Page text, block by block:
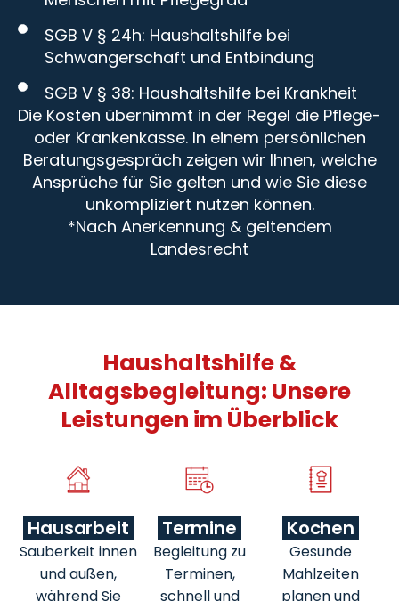
SGB V § 24h: Haushaltshilfe bei
Schwangerschaft und Entbindung
SGB V § 38: Haushaltshilfe bei Krankheit
Die Kosten übernimmt in der Regel die Pflege-
oder Krankenkasse. In einem persönlichen
Beratungsgespräch zeigen wir Ihnen, welche
Ansprüche für Sie gelten und wie Sie diese
unkompliziert nutzen können.
*Nach Anerkennung & geltendem
Landesrecht
Haushaltshilfe &
Alltagsbegleitung: Unsere
Leistungen im Überblick
Hausarbeit
Sauberkeit innen
und außen,
während Sie
Termine
Begleitung zu
Terminen,
schnell und
Kochen
Gesunde
Mahlzeiten
planen und